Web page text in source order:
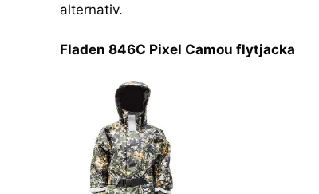
alternativ.
Fladen 846C Pixel Camou flytjacka